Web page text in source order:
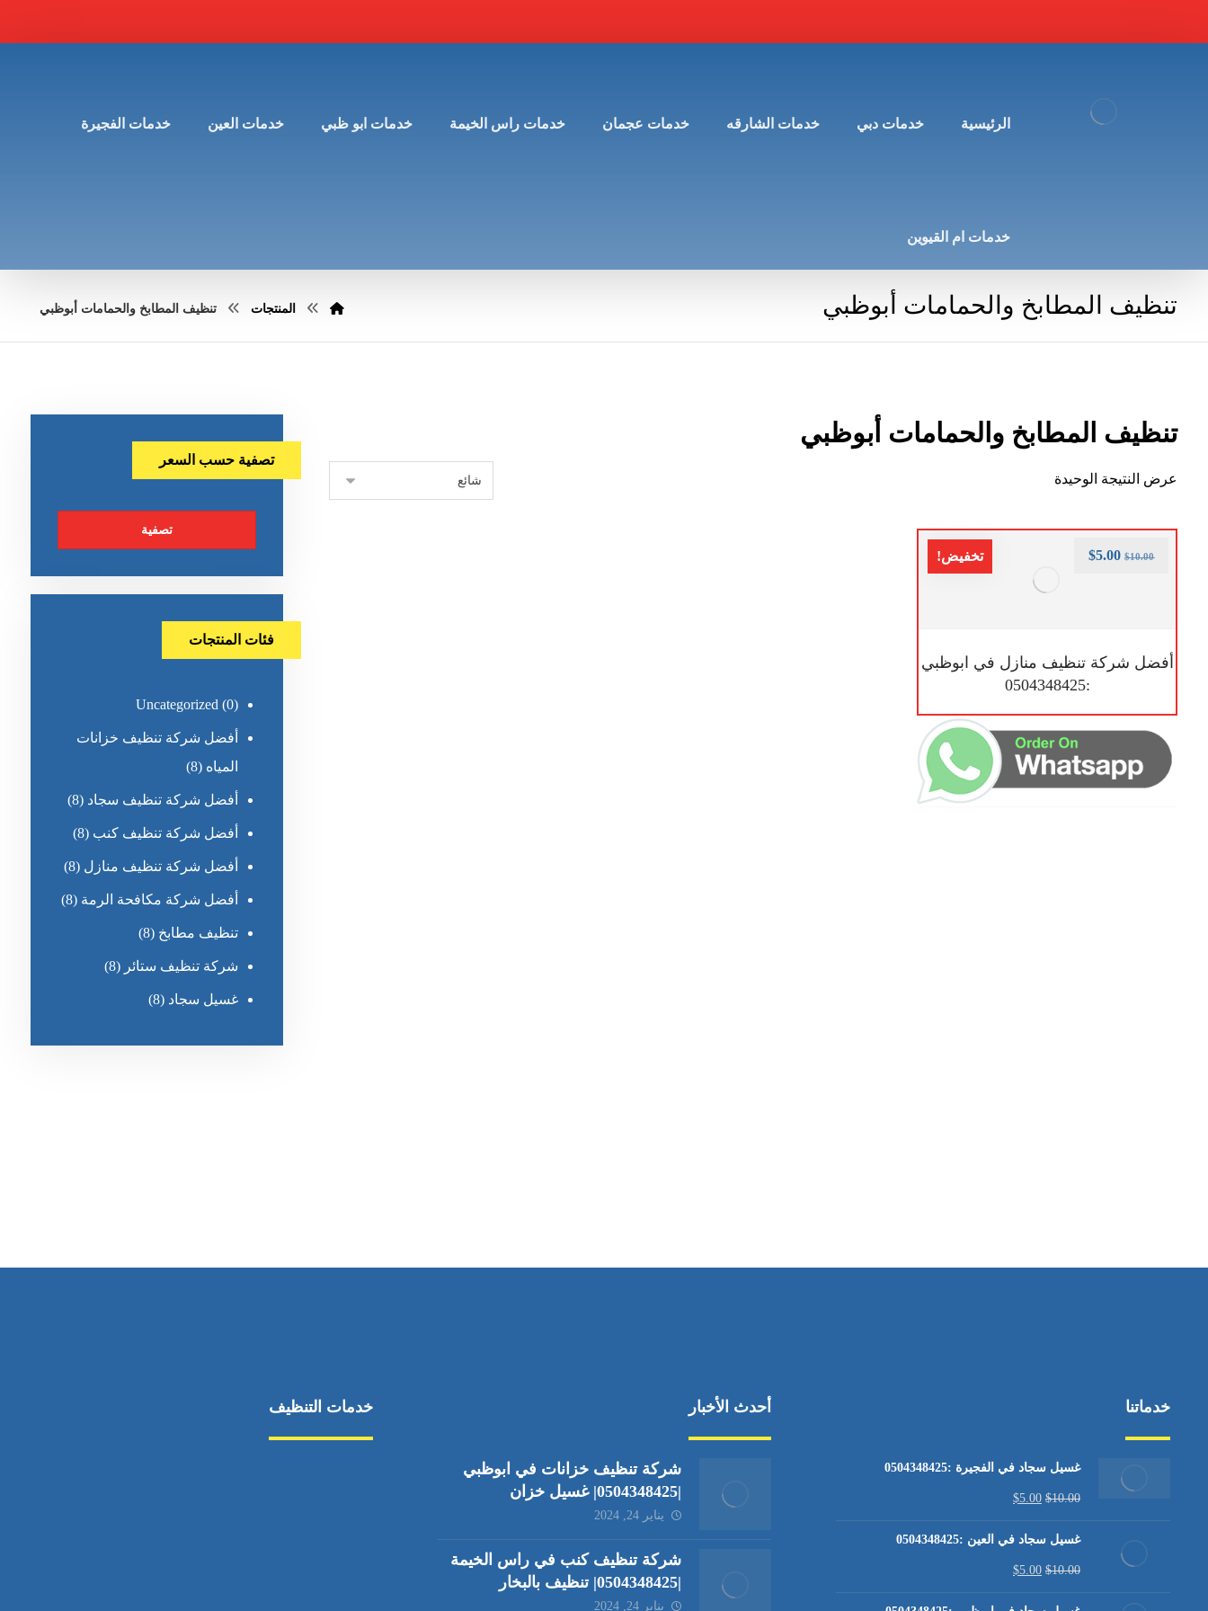
الرئيسية خدمات دبي خدمات الشارقه خدمات عجمان خدمات راس الخيمة خدمات ابو ظبي خدمات العين خدمات الفجيرة
خدمات ام القيوين
تنظيف المطابخ والحمامات أبوظبي المنتجات تنظيف المطابخ والحمامات أبوظبي
تنظيف المطابخ والحمامات أبوظبي
عرض النتيجة الوحيدة
تخفيض!
أفضل شركة تنظيف منازل في ابوظبي
:0504348425
$10.00
$5.00
تصفية حسب السعر
تصفية
فئات المنتجات
Uncategorized (0)
أفضل شركة تنظيف خزانات
المياه (8)
أفضل شركة تنظيف سجاد (8)
أفضل شركة تنظيف كنب (8)
أفضل شركة تنظيف منازل (8)
أفضل شركة مكافحة الرمة (8)
تنظيف مطابخ (8)
شركة تنظيف ستائر (8)
غسيل سجاد (8)
خدماتنا
غسيل سجاد في الفجيرة :0504348425
$10.00
$5.00
غسيل سجاد في العين :0504348425
$10.00
$5.00
أحدث الأخبار
شركة تنظيف خزانات في ابوظبي
|0504348425| غسيل خزان
يناير 24, 2024
شركة تنظيف كنب في راس الخيمة
|0504348425| تنظيف بالبخار
يناير 24, 2024
خدمات التنظيف